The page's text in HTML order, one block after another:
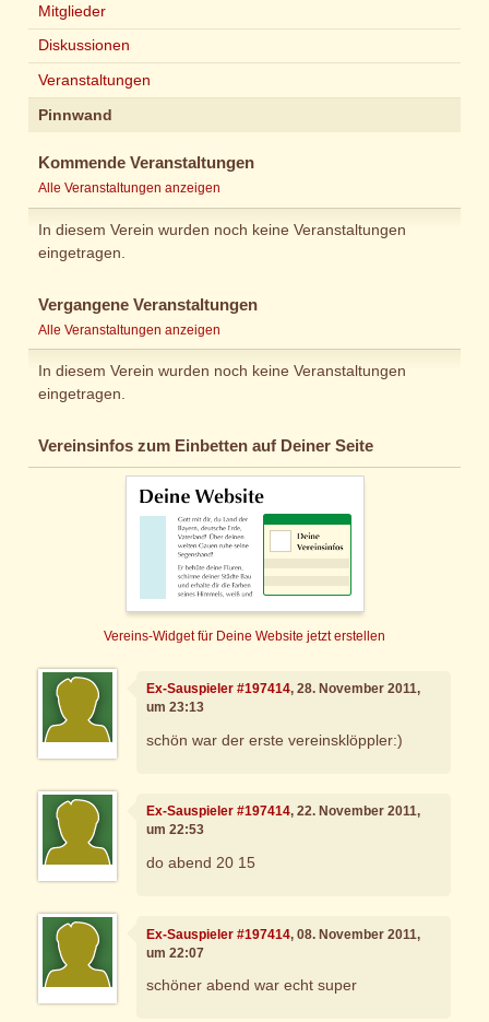
Mitglieder
Diskussionen
Veranstaltungen
Pinnwand
Kommende Veranstaltungen
Alle Veranstaltungen anzeigen
In diesem Verein wurden noch keine Veranstaltungen
eingetragen.
Vergangene Veranstaltungen
Alle Veranstaltungen anzeigen
In diesem Verein wurden noch keine Veranstaltungen
eingetragen.
Vereinsinfos zum Einbetten auf Deiner Seite
Vereins-Widget für Deine Website jetzt erstellen
Ex-Sauspieler #197414, 28. November 2011,
um 23:13
schön war der erste vereinsklöppler:)
Ex-Sauspieler #197414, 22. November 2011,
um 22:53
do abend 20 15
Ex-Sauspieler #197414, 08. November 2011,
um 22:07
schöner abend war echt super